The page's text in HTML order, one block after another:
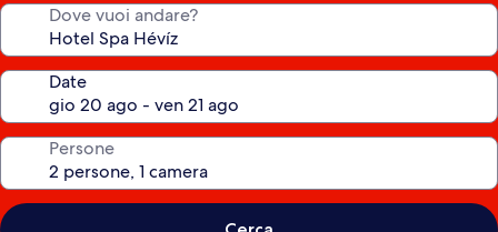
Dove vuoi andare?
Date
Persone